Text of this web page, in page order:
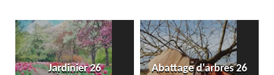
Jardinier 26 Abattage d'arbres 26